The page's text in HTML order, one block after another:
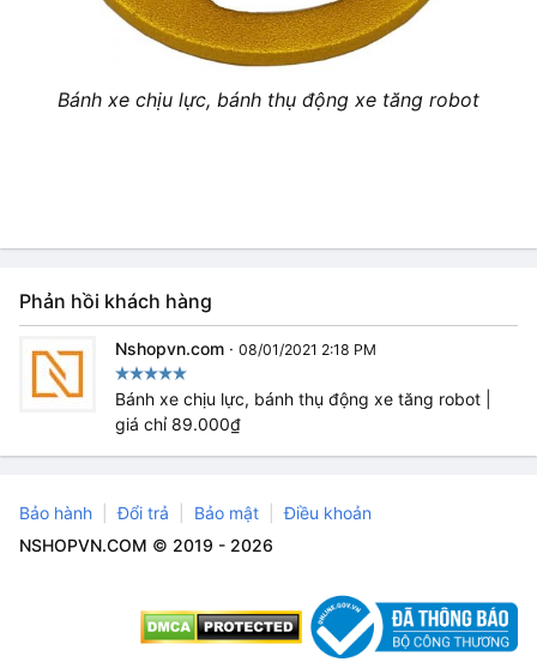
Bánh xe chịu lực, bánh thụ động xe tăng robot
Phản hồi khách hàng
Nshopvn.com · 08/01/2021 2:18 PM
Bánh xe chịu lực, bánh thụ động xe tăng robot |
giá chỉ 89.000₫
Bảo hành Đổi trả Bảo mật
Điều khoản
NSHOPVN.COM © 2019 - 2026